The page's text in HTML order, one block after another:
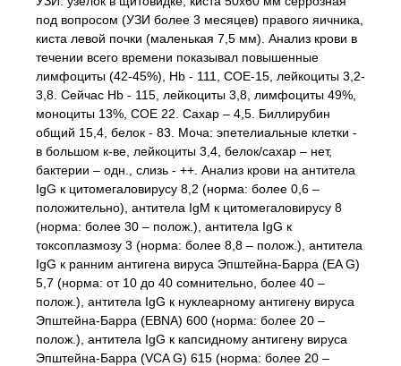
под вопросом (УЗИ более 3 месяцев) правого яичника,
киста левой почки (маленькая 7,5 мм). Анализ крови в
течении всего времени показывал повышенные
лимфоциты (42-45%), Hb - 111, СОЕ-15, лейкоциты 3,2-
3,8. Сейчас Hb - 115, лейкоциты 3,8, лимфоциты 49%,
моноциты 13%, СОЕ 22. Сахар – 4,5. Биллирубин
общий 15,4, белок - 83. Моча: эпетелиальные клетки -
в большом к-ве, лейкоциты 3,4, белок/сахар – нет,
бактерии – одн., слизь - ++. Анализ крови на антитела
IgG к цитомегаловирусу 8,2 (норма: более 0,6 –
положительно), антитела IgМ к цитомегаловирусу 8
(норма: более 30 – полож.), антитела IgG к
токсоплазмозу 3 (норма: более 8,8 – полож.), антитела
IgG к ранним антигена вируса Эпштейна-Барра (EA G)
5,7 (норма: от 10 до 40 сомнительно, более 40 –
полож.), антитела IgG к нуклеарному антигену вируса
Эпштейна-Барра (EBNA) 600 (норма: более 20 –
полож.), антитела IgG к капсидному антигену вируса
Эпштейна-Барра (VCA G) 615 (норма: более 20 –